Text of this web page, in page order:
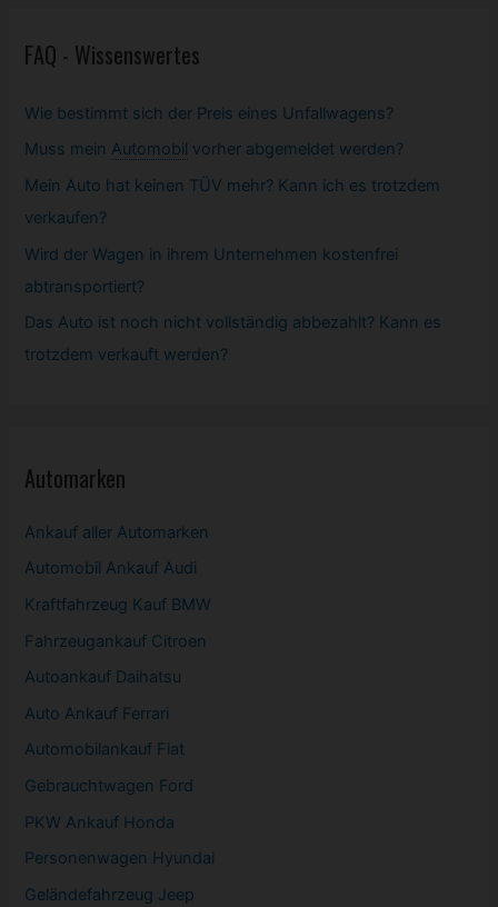
FAQ - Wissenswertes
Wie bestimmt sich der Preis eines Unfallwagens?
Muss mein Automobil vorher abgemeldet werden?
Mein Auto hat keinen TÜV mehr? Kann ich es trotzdem
verkaufen?
Wird der Wagen in ihrem Unternehmen kostenfrei
abtransportiert?
Das Auto ist noch nicht vollständig abbezahlt? Kann es
trotzdem verkauft werden?
Automarken
Ankauf aller Automarken
Automobil Ankauf Audi
Kraftfahrzeug Kauf BMW
Fahrzeugankauf Citroen
Autoankauf Daihatsu
Auto Ankauf Ferrari
Automobilankauf Fiat
Gebrauchtwagen Ford
PKW Ankauf Honda
Personenwagen Hyundai
Geländefahrzeug Jeep